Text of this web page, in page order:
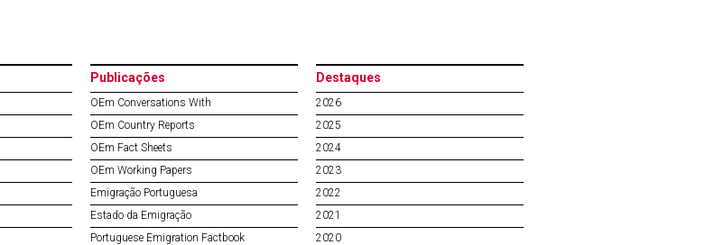
Publicações
OEm Conversations With
OEm Country Reports
OEm Fact Sheets
OEm Working Papers
Emigração Portuguesa
Estado da Emigração
Portuguese Emigration Factbook
Destaques
2026
2025
2024
2023
2022
2021
2020